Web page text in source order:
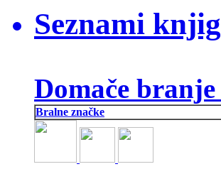
Seznami knjig
Domače branje
Bralne značke